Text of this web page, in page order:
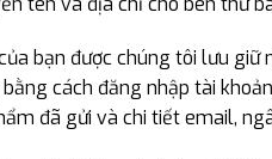
bạn được chúng tôi lưu
cách đăng nhập tài
đã gửi và chi tiết email,